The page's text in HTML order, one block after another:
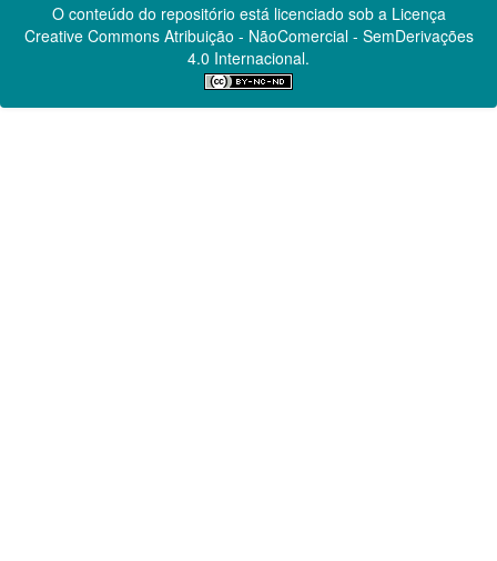
O conteúdo do repositório está licenciado sob a Licença
Creative CommonsAtribuição - NãoComercial - SemDerivações
4.0 Internacional.